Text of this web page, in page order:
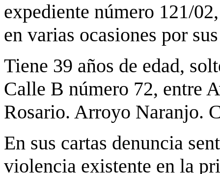
expediente número 121/
en varias ocasiones por
Tiene 39 años de edad,
Calle B número 72, entre
Rosario. Arroyo Naranjo.
En sus cartas denuncia
violencia existente en la